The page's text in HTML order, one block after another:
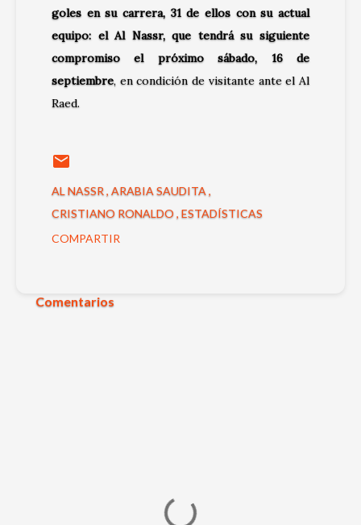
goles en su carrera, 31 de ellos con su actual
equipo: el Al Nassr, que tendrá su siguiente
compromiso el próximo sábado, 16 de
septiembre, en condición de visitante ante el Al
Raed.
AL NASSR ARABIA SAUDITA
CRISTIANO RONALDO ESTADÍSTICAS
COMPARTIR
Comentarios